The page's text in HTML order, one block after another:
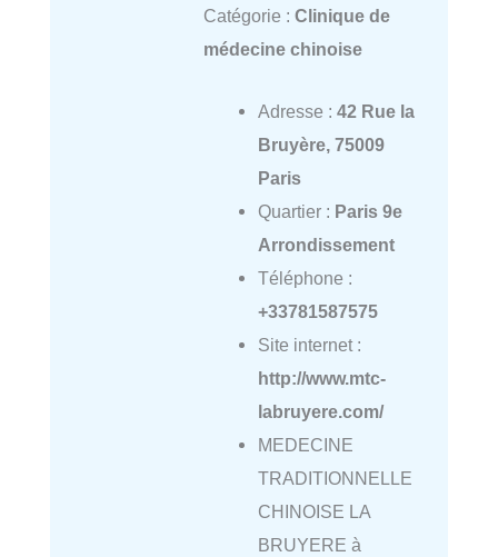
Catégorie : Clinique de
médecine chinoise
Adresse : 42 Rue la
Bruyère, 75009
Paris
Quartier : Paris 9e
Arrondissement
Téléphone :
+33781587575
Site internet :
http://www.mtc-
labruyere.com/
MEDECINE
TRADITIONNELLE
CHINOISE LA
BRUYERE à